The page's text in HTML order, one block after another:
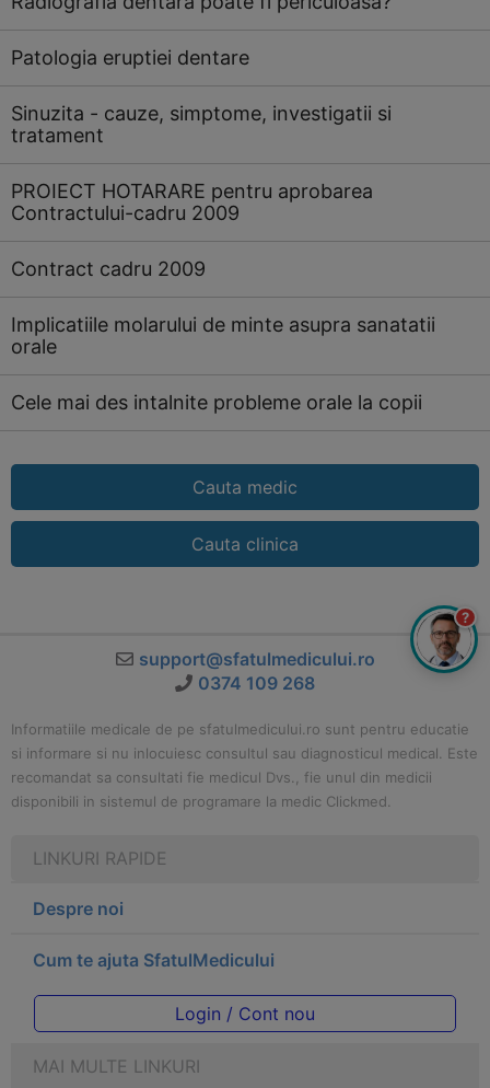
Patologia eruptiei dentare
Sinuzita - cauze, simptome, investigatii si
tratament
PROIECT HOTARARE pentru aprobarea
Contractului-cadru 2009
Contract cadru 2009
Implicatiile molarului de minte asupra sanatatii
orale
Cele mai des intalnite probleme orale la copii
Cauta medic
Cauta clinica
support@sfatulmedicului.ro
0374 109 268
Informatiile medicale de pe sfatulmedicului.ro sunt pentru educatie
si informare si nu inlocuiesc consultul sau diagnosticul medical. Este
recomandat sa consultati fie medicul Dvs., fie unul din medicii
disponibili in sistemul de programare la medic Clickmed.
LINKURI RAPIDE
Despre noi
Cum te ajuta SfatulMedicului
Login / Cont nou
MAI MULTE LINKURI
?